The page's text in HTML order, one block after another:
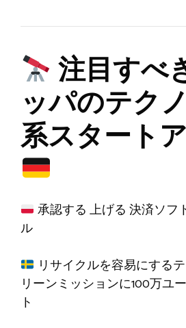
注目すべ
ッパのテク
系スタート
承認する 上げる 決済ソフ
ル
リサイクルを容易にする
リーンミッションに100万ユ
ト